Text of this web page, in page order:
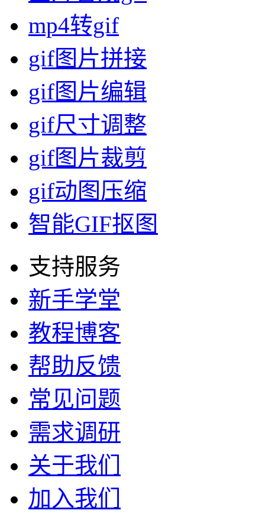
mp4转gif
gif图片拼接
gif图片编辑
gif尺寸调整
gif图片裁剪
gif动图压缩
智能GIF抠图
支持服务
新手学堂
教程博客
帮助反馈
常见问题
需求调研
关于我们
加入我们